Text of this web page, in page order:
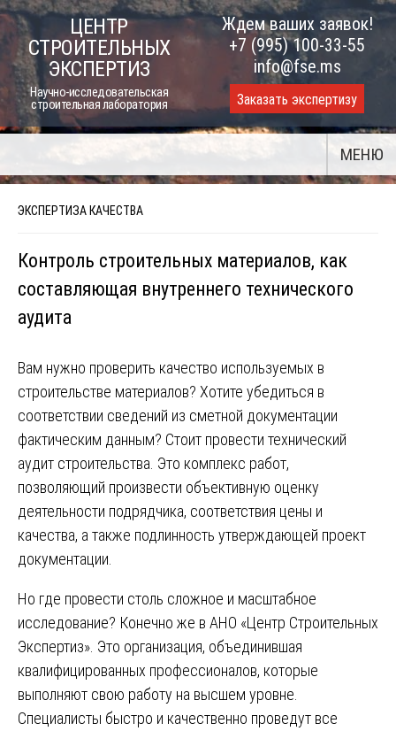
Skip
to
content
ЦЕНТР
СТРОИТЕЛЬНЫХ
ЭКСПЕРТИЗ
Научно-исследовательская
строительная лаборатория
Ждем ваших заявок!
+7 (995) 100-33-55
info@fse.ms
Заказать экспертизу
МЕНЮ
ЭКСПЕРТИЗА КАЧЕСТВА
Контроль строительных материалов, как
составляющая внутреннего технического
аудита
Вам нужно проверить качество используемых в
строительстве материалов? Хотите убедиться в
соответствии сведений из сметной документации
фактическим данным? Стоит провести технический
аудит строительства. Это комплекс работ,
позволяющий произвести объективную оценку
деятельности подрядчика, соответствия цены и
качества, а также подлинность утверждающей проект
документации.
Но где провести столь сложное и масштабное
исследование? Конечно же в АНО «Центр Строительных
Экспертиз». Это организация, объединившая
квалифицированных профессионалов, которые
выполняют свою работу на высшем уровне.
Специалисты быстро и качественно проведут все